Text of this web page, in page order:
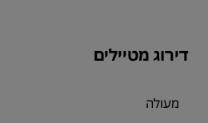
דירוג מטיילים
מעולה